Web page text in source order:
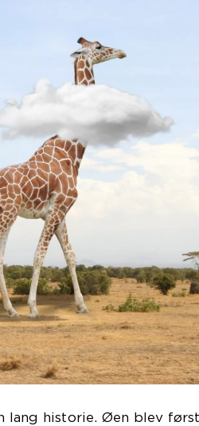
lang historie. Øen blev